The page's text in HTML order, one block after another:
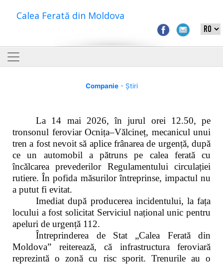
Calea Ferată din Moldova
Companie- Știri
La 14 mai 2026, în jurul orei 12.50, pe
tronsonul feroviar Ocnița–Vălcineț, mecanicul unui
tren a fost nevoit să aplice frânarea de urgență, după
ce un automobil a pătruns pe calea ferată cu
încălcarea prevederilor Regulamentului circulației
rutiere. În pofida măsurilor întreprinse, impactul nu
a putut fi evitat.
Imediat după producerea incidentului, la fața
locului a fost solicitat Serviciul național unic pentru
apeluri de urgență 112.
Întreprinderea de Stat „Calea Ferată din
Moldova” reiterează, că infrastructura feroviară
reprezintă o zonă cu risc sporit. Trenurile au o